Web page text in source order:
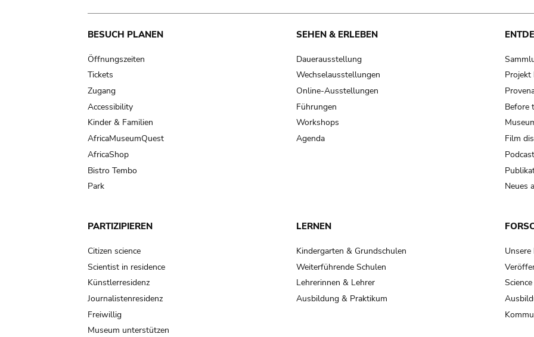
Main
navigation
BESUCH PLANEN
Öffnungszeiten
Tickets
Zugang
Accessibility
Kinder & Familien
AfricaMuseumQuest
AfricaShop
Bistro Tembo
Park
SEHEN & ERLEBEN
Dauerausstellung
Wechselausstellungen
Online-Ausstellungen
Führungen
Workshops
Agenda
Projekt
Before
Film
Neues
PARTIZIPIEREN
Citizen science
Scientist in residence
Künstlerresidenz
Journalistenresidenz
Freiwillig
Museum unterstützen
LERNEN
Kindergarten & Grundschulen
Weiterführende Schulen
Lehrerinnen & Lehrer
Ausbildung & Praktikum